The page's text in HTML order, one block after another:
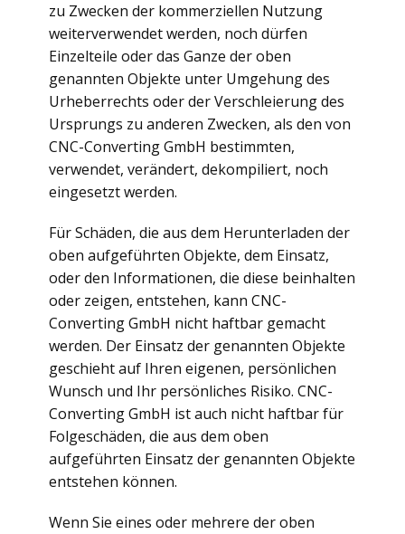
zu Zwecken der kommerziellen Nutzung
weiterverwendet werden, noch dürfen
Einzelteile oder das Ganze der oben
genannten Objekte unter Umgehung des
Urheberrechts oder der Verschleierung des
Ursprungs zu anderen Zwecken, als den von
CNC-Converting GmbH bestimmten,
verwendet, verändert, dekompiliert, noch
eingesetzt werden.
Für Schäden, die aus dem Herunterladen der
oben aufgeführten Objekte, dem Einsatz,
oder den Informationen, die diese beinhalten
oder zeigen, entstehen, kann CNC-
Converting GmbH nicht haftbar gemacht
werden. Der Einsatz der genannten Objekte
geschieht auf Ihren eigenen, persönlichen
Wunsch und Ihr persönliches Risiko. CNC-
Converting GmbH ist auch nicht haftbar für
Folgeschäden, die aus dem oben
aufgeführten Einsatz der genannten Objekte
entstehen können.
Wenn Sie eines oder mehrere der oben